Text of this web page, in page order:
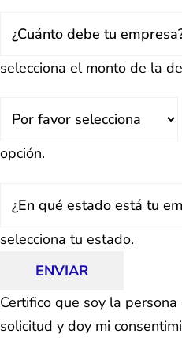
Deuda
selecciona el monto de la
opción.
selecciona tu estado.
ENVIAR
Certifico que soy la
solicitud y doy mi